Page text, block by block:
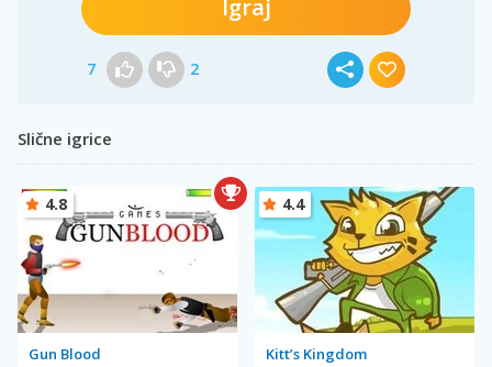
Igraj
7 2
Slične igrice
Gun Blood
4.8
Kitt’s Kingdom
4.4